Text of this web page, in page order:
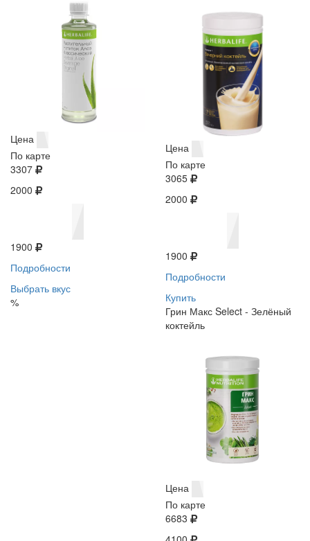
Цена
По карте
3307
2000
1900
Подробности
Выбрать вкус
%
Цена
По карте
3065
2000
1900
Подробности
Купить
Грин Макс Select - Зелёный
коктейль
Цена
По карте
6683